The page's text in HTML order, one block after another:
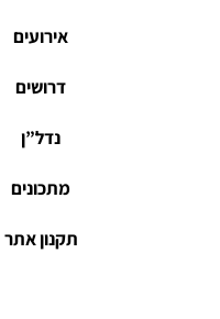
אירועים
דרושים
נדל”ן
מתכונים
תקנון אתר